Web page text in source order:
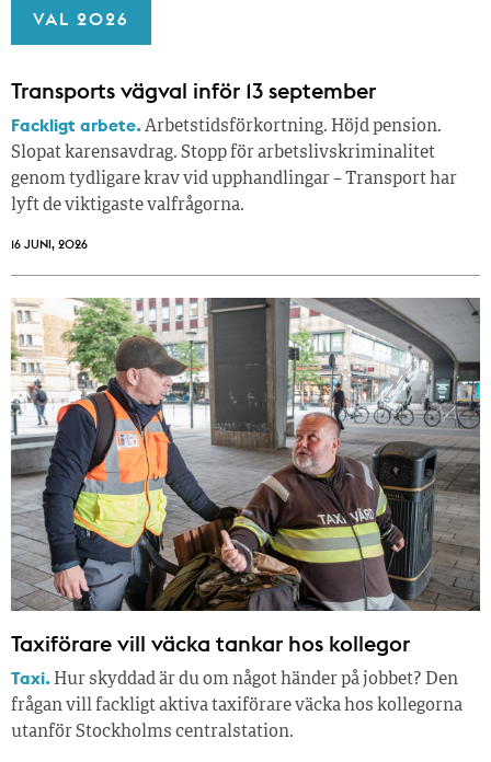
VAL 2026
Transports vägval inför 13 september
Fackligt arbete.Arbetstidsförkortning. Höjd pension.
Slopat karensavdrag. Stopp för arbetslivskriminalitet
genom tydligare krav vid upphandlingar – Transport har
lyft de viktigaste valfrågorna.
16 JUNI, 2026
Taxiförare vill väcka tankar hos kollegor
Taxi. Hur skyddad är du om något händer på jobbet? Den
frågan vill fackligt aktiva taxiförare väcka hos kollegorna
utanför Stockholms centralstation.